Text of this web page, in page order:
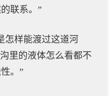
联系。”
怎样能渡过这道河
里的液体怎么看都不
。”